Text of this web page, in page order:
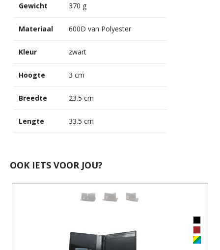
Gewicht 370 g
Materiaal 600D van Polyester
Kleur zwart
Hoogte 3 cm
Breedte 23.5 cm
Lengte 33.5 cm
OOK IETS VOOR JOU?